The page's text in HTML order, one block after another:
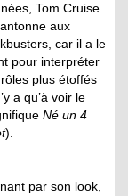
Tom Cruise
aux
car il a le
pour interpréter
plus étoffés
a qu’à voir le
Né un 4
).
par son look,